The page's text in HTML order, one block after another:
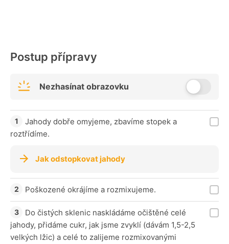
Postup přípravy
Nezhasínat obrazovku
Jahody dobře omyjeme, zbavíme stopek a
roztřídíme.
Jak odstopkovat jahody
Poškozené okrájíme a rozmixujeme.
Do čistých sklenic naskládáme očištěné celé
jahody, přidáme cukr, jak jsme zvyklí (dávám 1,5-2,5
velkých lžic) a celé to zalijeme rozmixovanými